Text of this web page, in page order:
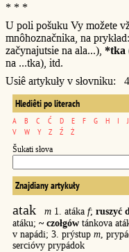
* * *
U poli pošuku Vy možete
mnôhoznačnika, na prykład:
začynajutsie na ala...), *tka
na ...tka), itd.
Usiê artykuły v słovniku:
Hlediêti po literach
A B C Ć D E F G H I J
V
W Y Z Ź Ż
Šukati słova
Znajdiany artykuły
atak m 1. atáka f; ruszyć
atáku; ~ czołgów tánkova
v napádi; 3. prýstup m ,
sercióvy prypádok